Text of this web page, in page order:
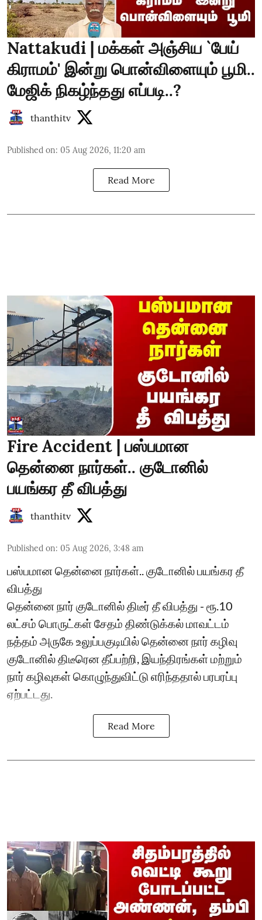
Nattakudi | மக்கள் அஞ்சிய `பேய்
கிராமம்' இன்று பொன்விளையும் பூமி..
மேஜிக் நிகழ்ந்தது எப்படி..?
thanthitv
Published on: 05 Aug 2026, 11:20 am
Read More
Fire Accident | பஸ்பமான
தென்னை நார்கள்.. குடோனில்
பயங்கர தீ விபத்து
thanthitv
Published on: 05 Aug 2026, 3:48 am
பஸ்பமான தென்னை நார்கள்.. குடோனில் பயங்கர தீ
விபத்து
தென்னை நார் குடோனில் திடீர் தீ விபத்து - ரூ.10
லட்சம் பொருட்கள் சேதம் திண்டுக்கல் மாவட்டம்
நத்தம் அருகே உலுப்பகுடியில் தென்னை நார் கழிவு
குடோனில் திடீரென தீப்பற்றி, இயந்திரங்கள் மற்றும்
நார் கழிவுகள் கொழுந்துவிட்டு எரிந்ததால் பரபரப்பு
ஏற்பட்டது.
Read More